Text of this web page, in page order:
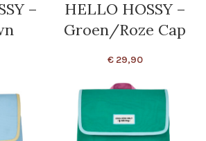
–
HELLO HOSSY –
Groen/Roze Cap
€29,90